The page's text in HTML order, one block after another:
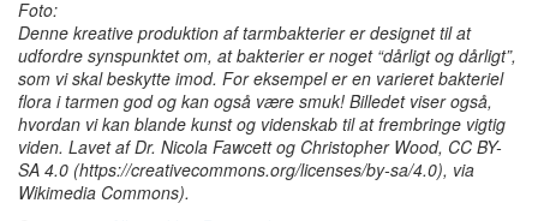
Foto:
Denne kreative produktion af tarmbakterier er designet til at
udfordre synspunktet om, at bakterier er noget “dårligt og dårligt”,
som vi skal beskytte imod. For eksempel er en varieret bakteriel
flora i tarmen god og kan også være smuk! Billedet viser også,
hvordan vi kan blande kunst og videnskab til at frembringe vigtig
viden. Lavet af Dr. Nicola Fawcett og Christopher Wood, CC BY-
SA 4.0 (https://creativecommons.org/licenses/by-sa/4.0), via
Wikimedia Commons).